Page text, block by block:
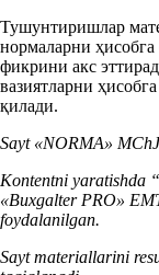
Тушунтиришлар
нормаларни ҳисобга
фикрини акс
вазиятларни
қилади.
Sayt «NORMA»
Kontentni yaratishda
«Buxgalter PRO»
foydalanilgan.
Sayt materiallarini